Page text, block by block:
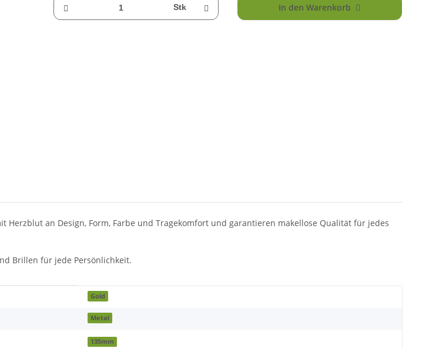
Stk In den Warenkorb
Herzblut an Design, Form, Farbe und Tragekomfort und garantieren makellose Qualität für jedes
Brillen für jede Persönlichkeit.
Gold
Metal
135mm